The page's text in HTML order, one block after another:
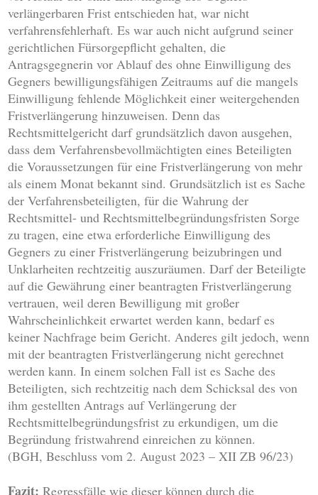
verlängerbaren Frist entschieden hat, war nicht
verfahrensfehlerhaft. Es war auch nicht aufgrund seiner
gerichtlichen Fürsorgepflicht gehalten, die
Antragsgegnerin vor Ablauf des ohne Einwilligung des
Gegners bewilligungsfähigen Zeitraums auf die mangels
Einwilligung fehlende Möglichkeit einer weitergehenden
Fristverlängerung hinzuweisen. Denn das
Rechtsmittelgericht darf grundsätzlich davon ausgehen,
dass dem Verfahrensbevollmächtigten eines Beteiligten
die Voraussetzungen für eine Fristverlängerung von mehr
als einem Monat bekannt sind. Grundsätzlich ist es Sache
der Verfahrensbeteiligten, für die Wahrung der
Rechtsmittel- und Rechtsmittelbegründungsfristen Sorge
zu tragen, eine etwa erforderliche Einwilligung des
Gegners zu einer Fristverlängerung beizubringen und
Unklarheiten rechtzeitig auszuräumen. Darf der Beteiligte
auf die Gewährung einer beantragten Fristverlängerung
vertrauen, weil deren Bewilligung mit großer
Wahrscheinlichkeit erwartet werden kann, bedarf es
keiner Nachfrage beim Gericht. Anderes gilt jedoch, wenn
mit der beantragten Fristverlängerung nicht gerechnet
werden kann. In einem solchen Fall ist es Sache des
Beteiligten, sich rechtzeitig nach dem Schicksal des von
ihm gestellten Antrags auf Verlängerung der
Rechtsmittelbegründungsfrist zu erkundigen, um die
Begründung fristwahrend einreichen zu können.
(BGH, Beschluss vom 2. August 2023 – XII ZB 96/23)
Fazit: Regressfälle wie dieser können durch die